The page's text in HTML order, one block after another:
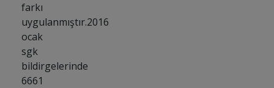
farkı
uygulanmıştır.2016
ocak
sgk
bildirgelerinde
6661